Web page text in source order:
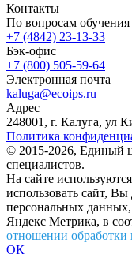
Контакты
По вопросам обучения
+7 (4842) 23-13-33
Бэк-офис
+7 (800) 505-59-64
Электронная почта
kaluga@ecoips.ru
Адрес
248001, г. Калуга, ул
Политика
© 2015-2026, Единый
специалистов.
На сайте
использовать сайт, Вы
персональных
Яндекс Метрика, в
отношении
ОК